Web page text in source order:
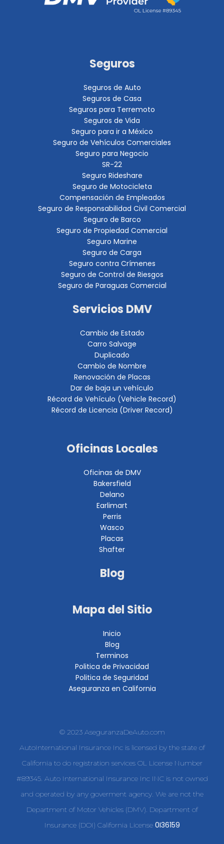
Seguros
Seguros de Auto
Seguros de Casa
Seguros para Terremoto
Seguros de Vida
Seguro para ir a México
Seguro de Vehículos Comerciales
Seguro para Negocio
SR-22
Seguro Rideshare
Seguro de Motocicleta
Compensación de Empleados
Seguro de Responsabilidad Civil Comercial
Seguro de Barco
Seguro de Propiedad Comercial
Seguro Marine
Seguro de Carga
Seguro contra Crímenes
Seguro de Control de Riesgos
Seguro de Paraguas Comercial
Servicios DMV
Cambio de Estado
Carro Salvage
Duplicado
Cambio de Nombre
Renovación de Placas
Dar de baja un vehículo
Récord de Vehículo (Vehicle Record)
Récord de Licencia (Driver Record)
Oficinas Locales
Oficinas de DMV
Bakersfield
Delano
Earlimart
Perris
Wasco
Placas
Shafter
Blog
Mapa del Sitio
Inicio
Blog
Terminos
Politica de Privacidad
Politica de Seguridad
Aseguranza en California
© 2023 AseguranzaDeAuto.com
AutoInternational Insurance Inc is licensed by the state of
California to do registration services OL License Number
#89345. Auto International Insurance Inc INC is not owned
and operated by any goverment agency. We are not the
Department of Motor Vehicles (DMV). Department of
Insurance (DOI) California License 0I36159